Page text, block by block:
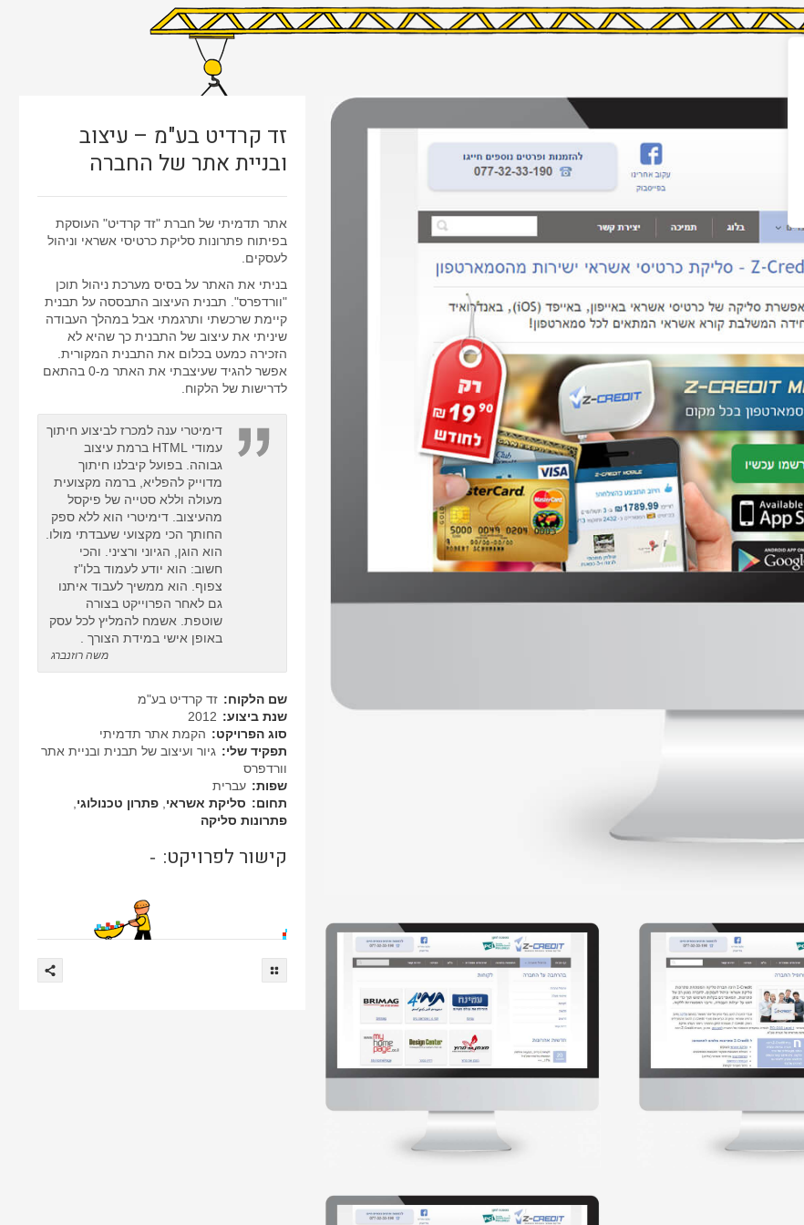
זד קרדיט בע"מ – עיצוב
ובניית אתר של החברה
אתר תדמיתי של חברת "זד קרדיט" העוסקת
בפיתוח פתרונות סליקת כרטיסי אשראי וניהול
לעסקים.
בניתי את האתר על בסיס מערכת ניהול תוכן
"וורדפרס". תבנית העיצוב התבססה על תבנית
קיימת שרכשתי ותרגמתי אבל במהלך העבודה
שיניתי את עיצוב של התבנית כך שהיא לא
הזכירה כמעט בכלום את התבנית המקורית.
אפשר להגיד שעיצבתי את האתר מ-0 בהתאם
לדרישות של הלקוח.
דימיטרי ענה למכרז לביצוע חיתוך
עמודי HTML ברמת עיצוב
גבוהה. בפועל קיבלנו חיתוך
מדוייק להפליא, ברמה מקצועית
מעולה וללא סטייה של פיקסל
מהעיצוב. דימיטרי הוא ללא ספק
החותך הכי מקצועי שעבדתי מולו.
הוא הוגן, הגיוני ורציני. והכי
חשוב: הוא יודע לעמוד בלו"ז
צפוף. הוא ממשיך לעבוד איתנו
גם לאחר הפרוייקט בצורה
שוטפת. אשמח להמליץ לכל עסק
באופן אישי במידת הצורך .
משה רוזנברג
שם הלקוח: זד קרדיט בע"מ
שנת ביצוע:
סוג הפרויקט: הקמת אתר תדמיתי
תפקיד שלי: גיור ועיצוב של תבנית ובניית אתר
וורדפרס
שפות: עברית
תחום: סליקת אשראי ,פתרון טכנולוגי
פתרונות סליקה
קישור לפרויקט: -